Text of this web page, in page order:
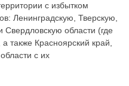
с избытком
Ленинградскую, Тверскую,
области (где
также Красноярский край,
с их